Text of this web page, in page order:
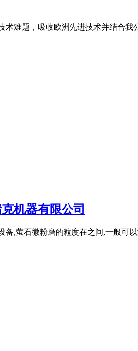
难题，吸收欧洲先进技术并结合
机器有限公司
,萤石微粉磨的粒度在之间,一般可